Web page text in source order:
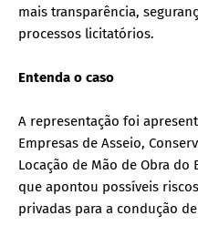
mais transparência,
processos licitatórios.
Entenda o caso
A representação foi
Empresas de Asseio,
Locação de Mão de Obra do
que apontou possíveis
privadas para a condução